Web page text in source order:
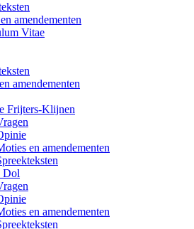
amendementen
Vitae
amendementen
Frijters-Klijnen
en amendementen
Dol
en amendementen